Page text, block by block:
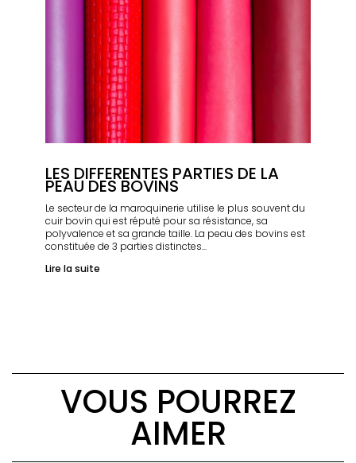
LES DIFFERENTES PARTIES DE LA
PEAU DES BOVINS
Le secteur de la maroquinerie utilise le plus souvent du
cuir bovin qui est réputé pour sa résistance, sa
polyvalence et sa grande taille. La peau des bovins est
constituée de 3 parties distinctes...
Lire la suite
VOUS POURREZ
AIMER